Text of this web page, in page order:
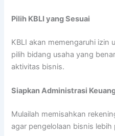
Pilih KBLI yang Sesuai
KBLI akan memengaruhi izin
pilih bidang usaha yang
aktivitas bisnis.
Siapkan Administrasi
Mulailah memisahkan
agar pengelolaan bisnis lebih